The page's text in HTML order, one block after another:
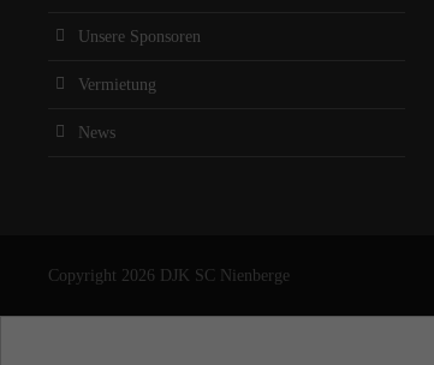
Unsere Sponsoren
Vermietung
News
Copyright 2026 DJK SC Nienberge